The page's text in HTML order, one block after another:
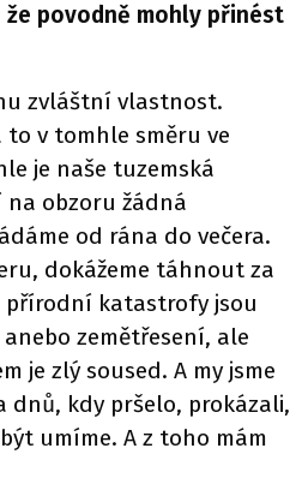
že povodně mohly přinést
zvláštní vlastnost.
to v tomhle směru ve
je naše tuzemská
na obzoru žádná
od rána do večera.
dokážeme táhnout za
přírodní katastrofy jsou
zemětřesení, ale
je zlý soused. A my jsme
dnů, kdy pršelo, prokázali,
umíme. A z toho mám